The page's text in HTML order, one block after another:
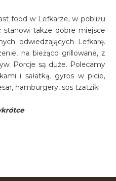
food w Lefkarze, w pobliżu
stanowi takze dobre miejsce
odwiedzających Lefkarę.
na bieżąco grillowane, z
Porcje są duże. Polecamy
i sałatką, gyros w picie,
hamburgery, sos tzatziki